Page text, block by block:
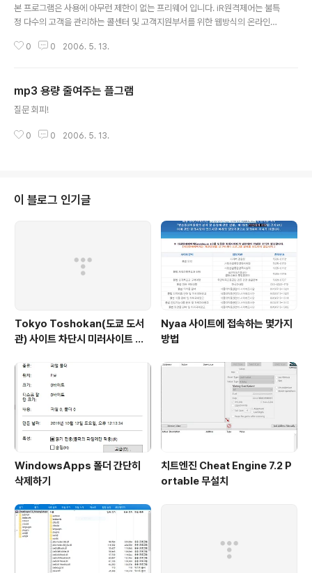
본 프로그램은 사용에 아무런 제한이 없는 프리웨어 입니다. iR원격제어는 불특
정 다수의 고객을 관리하는 콜센터 및 고객지원부서를 위한 웹방식의 온라인고
수의 고객을 더욱 손쉽게 관리하기 위하여 고객이 웹페이지에서 원클릭으로 바
원격제어, 파일송수신 및 채팅, 원격으로 프로그램 교육까지 지원 가능합니다.
완벽한 접속 - iR 원격제어는 사용자의 컴퓨터나 원격에서 접속하는 클라이언
다. 즉, 컴퓨터가 유동IP나 사설 IP..
0 0 2006. 5. 13.
mp3 용량 줄여주는 플그램
질문 회피!
0 0 2006. 5. 13.
이 블로그 인기글
Tokyo Toshokan(도쿄 도서
관) 사이트 차단시 미러사이트 접
Nyaa 사이트에 접속하는 몇가지
방법
WindowsApps 폴더 간단히
삭제하기
치트엔진 Cheat Engine 7.2 P
ortable 무설치